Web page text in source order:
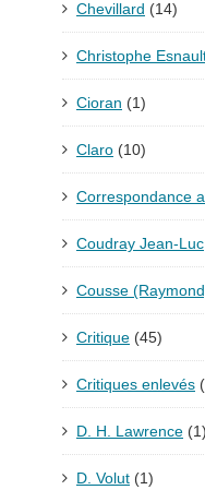
Chevillard (14)
Christophe
Cioran (1)
Claro (10)
Correspondance
Coudray Jean-Luc
Cousse
Critique (45)
Critiques enlevés
D. H. Lawrence (1)
D. Volut (1)